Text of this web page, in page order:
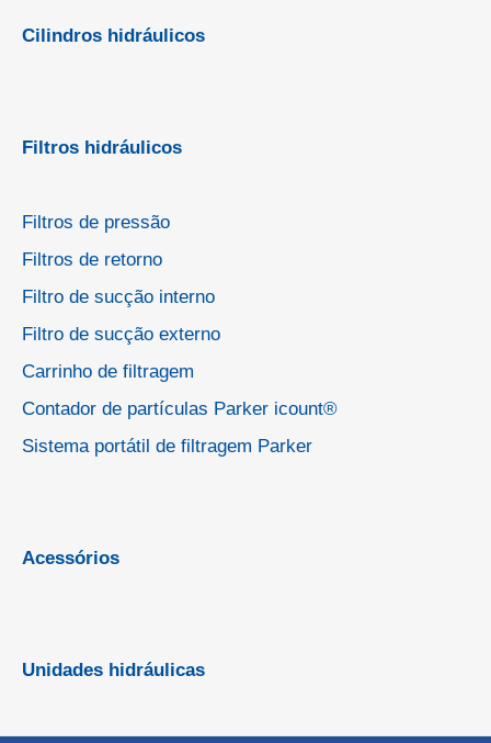
Cilindros hidráulicos
Filtros hidráulicos
Filtros de pressão
Filtros de retorno
Filtro de sucção interno
Filtro de sucção externo
Carrinho de filtragem
Contador de partículas Parker icount®
Sistema portátil de filtragem Parker
Acessórios
Unidades hidráulicas